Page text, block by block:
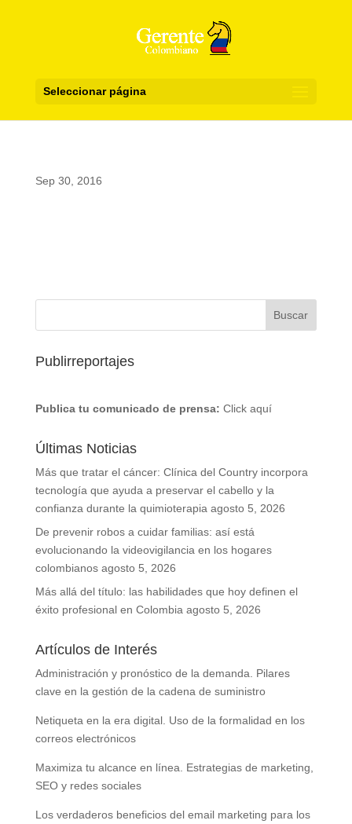
Seleccionar página
Sep 30, 2016
Publirreportajes
Publica tu comunicado de prensa: Click aquí
Últimas Noticias
Más que tratar el cáncer: Clínica del Country incorpora
tecnología que ayuda a preservar el cabello y la
confianza durante la quimioterapia agosto 5, 2026
De prevenir robos a cuidar familias: así está
evolucionando la videovigilancia en los hogares
colombianos agosto 5, 2026
Más allá del título: las habilidades que hoy definen el
éxito profesional en Colombia agosto 5, 2026
Artículos de Interés
Administración y pronóstico de la demanda. Pilares
clave en la gestión de la cadena de suministro
Netiqueta en la era digital. Uso de la formalidad en los
correos electrónicos
Maximiza tu alcance en línea. Estrategias de marketing,
SEO y redes sociales
Los verdaderos beneficios del email marketing para los